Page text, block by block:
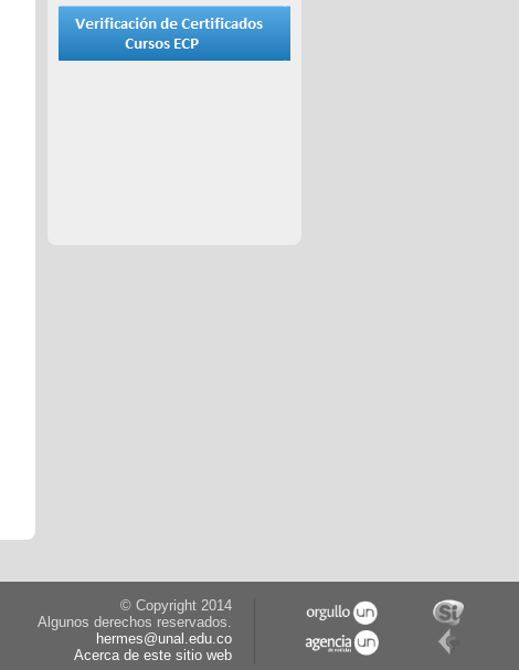
© Copyright 2014
Algunos derechos reservados.
hermes@unal.edu.co
Acerca de este sitio web